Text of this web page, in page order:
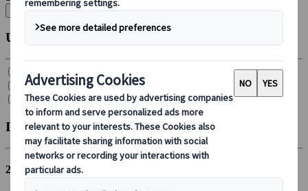
Összes törlése
Utazás típusa
Csoportos körutazás ( 21 )
Egyéni autós ajánlat (4)
Egyéni út (26)
Indulás hónapja
2026